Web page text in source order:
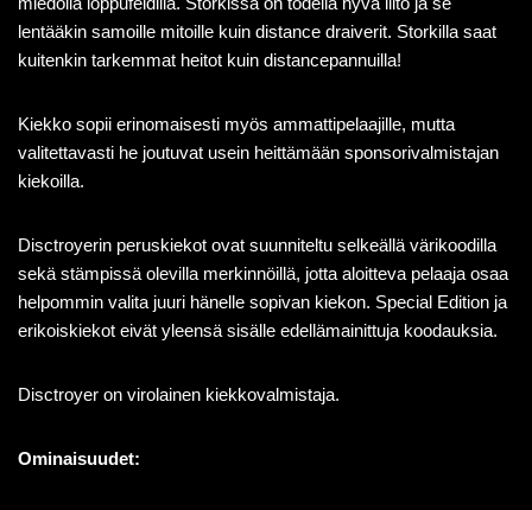
lentääkin samoille mitoille kuin distance draiverit. Storkilla saat
kuitenkin tarkemmat heitot kuin distancepannuilla!
Kiekko sopii erinomaisesti myös ammattipelaajille, mutta
valitettavasti he joutuvat usein heittämään sponsorivalmistajan
kiekoilla.
Disctroyerin peruskiekot ovat suunniteltu selkeällä värikoodilla
sekä stämpissä olevilla merkinnöillä, jotta aloitteva pelaaja osaa
helpommin valita juuri hänelle sopivan kiekon. Special Edition ja
erikoiskiekot eivät yleensä sisälle edellämainittuja koodauksia.
Disctroyer on virolainen kiekkovalmistaja.
Ominaisuudet: